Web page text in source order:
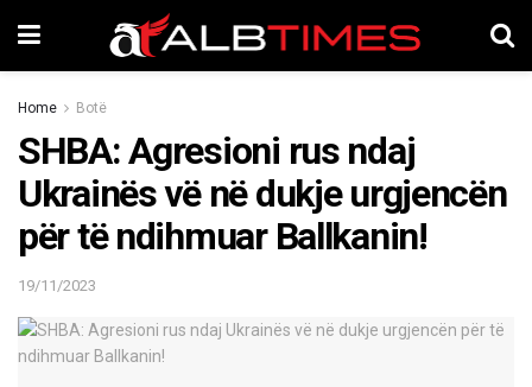
Home Botë
SHBA: Agresioni rus ndaj
Ukrainës vë në dukje urgjencën
për të ndihmuar Ballkanin!
19/11/2023